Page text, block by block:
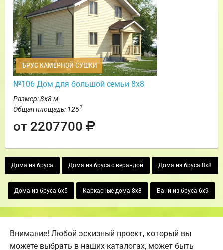
БРУС КАМЕРНОЙ СУШКИ
№106 Дом для большой семьи 8х8
Размер: 8х8 м
Общая площадь: 1252
от 2207700
Дома из бруса Дома из бруса с верандой Дома из бруса 8х8
Дома из бруса 6х5 Каркасные дома 8х8 Бани из бруса 6х9
Внимание! Любой эскизный проект, который вы
можете выбрать в наших каталогах, может быть